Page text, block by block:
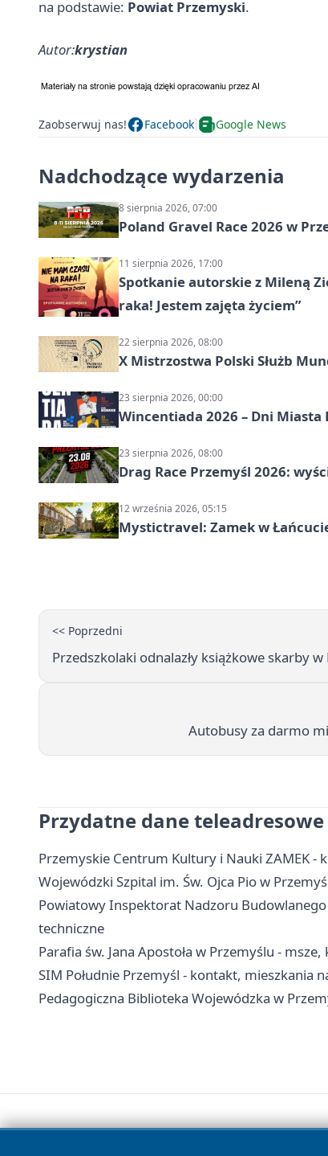
na podstawie: Powiat Przemyski.
Autor:krystian
Zaobserwuj nas! Facebook Google News
Nadchodzące wydarzenia
8 sierpnia 2026, 07:00
Poland Gravel Race 2026 w
11 sierpnia 2026, 17:00
Spotkanie autorskie z Mileną
raka! Jestem zajęta życiem”
22 sierpnia 2026, 08:00
X Mistrzostwa Polski Służb
23 sierpnia 2026, 00:00
Wincentiada 2026 – Dni Miasta
23 sierpnia 2026, 08:00
Drag Race Przemyśl 2026:
12 września 2026, 05:15
Mystictravel: Zamek w
<< Poprzedni
Przedszkolaki odnalazły książkowe skarby
Autobusy za darmo
Przydatne dane teleadresowe
Przemyskie Centrum Kultury i Nauki ZAMEK -
Wojewódzki Szpital im. Św. Ojca Pio w
Powiatowy Inspektorat Nadzoru
techniczne
Parafia św. Jana Apostoła w Przemyślu -
SIM Południe Przemyśl - kontakt, mieszkania
Pedagogiczna Biblioteka Wojewódzka w